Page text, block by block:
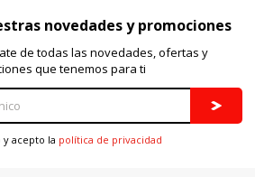
novedades y promociones
de todas las novedades, ofertas y
que tenemos para ti
y acepto la política de privacidad